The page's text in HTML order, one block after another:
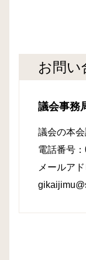
お問い
議会事務
議会の本
電話番号
メールアド